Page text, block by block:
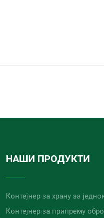
НАШИ ПРОДУКТИ
Контејнер за храну за
Контејнер за припрему